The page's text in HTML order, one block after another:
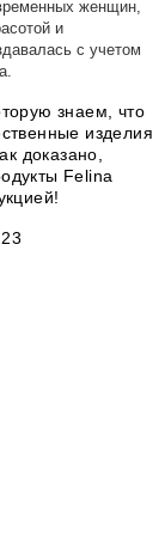
женщин,
и
с учетом
знаем, что
изделия
доказано,
Felina